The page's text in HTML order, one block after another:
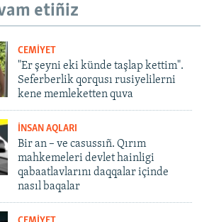
etiñiz
CEMİYET
"Er şeyni eki künde taşlap kettim".
Seferberlik qorqusı rusiyelilerni
kene memleketten quva
İNSAN AQLARI
Bir an – ve casussıñ. Qırım
mahkemeleri devlet hainligi
qabaatlavlarını daqqalar içinde
nasıl baqalar